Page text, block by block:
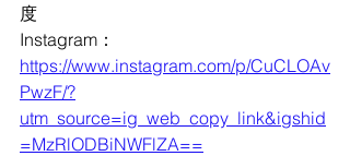
度
Instagram：
https://www.instagram.com/p/CuCLOAv
PwzF/?
utm_source=ig_web_copy_link&igshid
=MzRlODBiNWFlZA==